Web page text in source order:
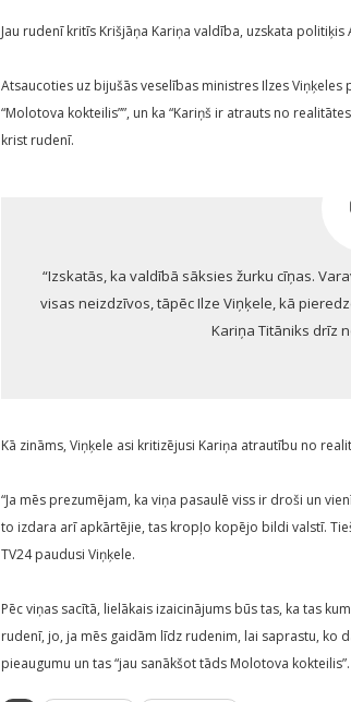
Jau rudenī kritīs Krišjāņa Kariņa valdība, uzskata politiķis
Atsaucoties uz bijušās veselības ministres Ilzes
“Molotova kokteilis””, un ka “Kariņš ir atrauts no
krist rudenī.
“Izskatās, ka valdībā sāksies žurku cīņas.
visas neizdzīvos, tāpēc Ilze Viņķele, kā
Kariņa Titāniks drīz
Kā zināms, Viņķele asi kritizējusi Kariņa atrautību no
“Ja mēs prezumējam, ka viņa pasaulē viss ir droši un
to izdara arī apkārtējie, tas kropļo kopējo bildi valstī.
TV24 paudusi Viņķele.
Pēc viņas sacītā, lielākais izaicinājums būs tas, ka tas
rudenī, jo, ja mēs gaidām līdz rudenim, lai saprastu, ko
pieaugumu un tas “jau sanākšot tāds Molotova kokteilis”.